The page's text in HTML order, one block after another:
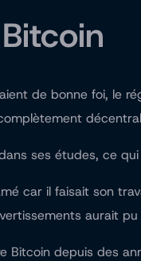
de bonne foi, le
ses études, ce
car il faisait son
aurait
Bitcoin depuis des